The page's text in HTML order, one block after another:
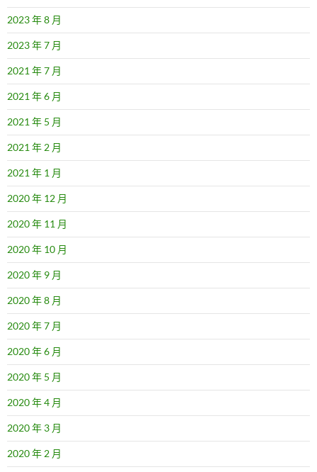
2023 年 8 月
2023 年 7 月
2021 年 7 月
2021 年 6 月
2021 年 5 月
2021 年 2 月
2021 年 1 月
2020 年 12 月
2020 年 11 月
2020 年 10 月
2020 年 9 月
2020 年 8 月
2020 年 7 月
2020 年 6 月
2020 年 5 月
2020 年 4 月
2020 年 3 月
2020 年 2 月